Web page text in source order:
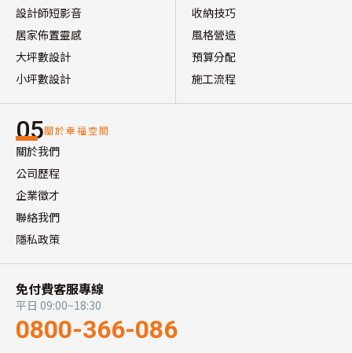
設計師短影音
居家佈置靈感
大坪數設計
小坪數設計
收納技巧
風格營造
預算分配
施工流程
05關於幸福空間
關於我們
公司歷程
企業徵才
聯絡我們
隱私政策
免付費客服專線
平日 09:00~18:30
0800-366-086